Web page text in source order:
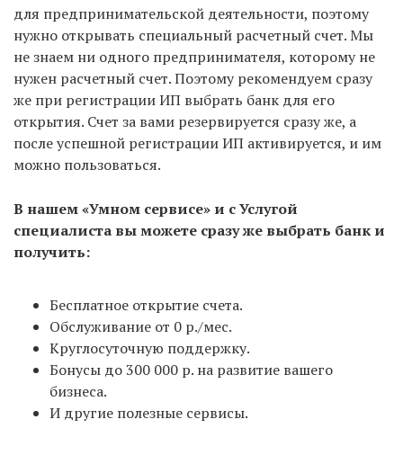
Если же рассматривать всю процедуру вместе с
подготовкой и подачей документов, то срок
регистрации такой:
С услугой «Опытный специалист» — всего 7
рабочих дней: 3 на регистрацию в налоговой и 4
С использованием «Умного сервиса» — от 4
рабочих дней
подачу. Но не всегда удается записаться в ИФНС
на следующий день, поэтому среднее время всей
процедуры — 5-7 дней с момента формирования
документов в сервисе.
для предпринимательской деятельности, поэтому
нужно открывать специальный расчетный счет. Мы
не знаем ни одного предпринимателя, которому не
нужен расчетный счет. Поэтому рекомендуем сразу
же при регистрации ИП выбрать банк для его
открытия. Счет за вами резервируется сразу же, а
после успешной регистрации ИП активируется, и им
можно пользоваться.
В нашем «Умном сервисе» и с Услугой
специалиста вы можете сразу же выбрать банк и
получить:
Бесплатное открытие счета.
Обслуживание от 0 р./мес.
Круглосуточную поддержку.
Бонусы до 300 000 р. на развитие вашего
бизнеса.
И другие полезные сервисы.